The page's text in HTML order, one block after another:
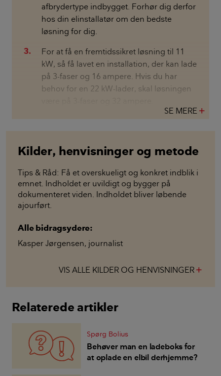
afbrydertype indbygget. Forhør dig derfor
hos din elinstallatør om den bedste
løsning for dig.
For at få en fremtidssikret løsning til 11
kW, så få lavet en installation, der kan lade
på 3-faser og 16 ampere. Hvis du har
behov for en 22 kW-lader, skal løsningen
SE MERE
Kilder, henvisninger og metode
Tips & Råd: Få et overskueligt og konkret indblik i
emnet. Indholdet er uvildigt og bygger på
dokumenteret viden. Indholdet bliver løbende
ajourført.
Alle bidragsydere:
Kasper Jørgensen, journalist
VIS ALLE KILDER OG HENVISNINGER
Relaterede artikler
Spørg Bolius
Behøver man en ladeboks for
at oplade en elbil derhjemme?